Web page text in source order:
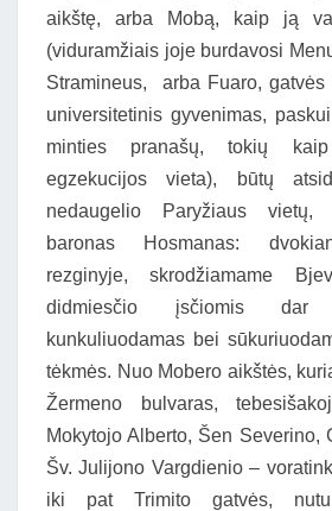
aikštę, arba Mobą, kaip ją
(viduramžiais joje burdavosi
Stramineus, arba Fuaro, gatvės
universitetinis gyvenimas,
minties pranašų, tokių
egzekucijos vieta), būtų
nedaugelio Paryžiaus vietų,
baronas Hosmanas:
rezginyje, skrodžiamame
didmiesčio įsčiomis
kunkuliuodamas bei
tėkmės. Nuo Mobero aikštės,
Žermeno bulvaras,
Mokytojo Alberto, Šen Severino,
Šv. Julijono Vargdienio –
iki pat Trimito gatvės,